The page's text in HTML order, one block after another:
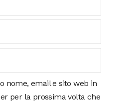
nome, email e sito web in
per la prossima volta che